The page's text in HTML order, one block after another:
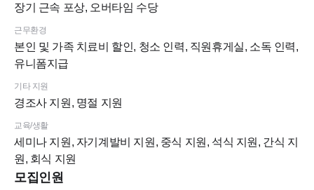
■ 서울으뜸치과는 이런 곳입니다
오래 일할 수 있는 치과의 조건은 결국 '함께하는 사람들'이라고
생각합니다.
장기 근속 포상, 오버타임 수당
근무환경
본인 및 가족 치료비 할인, 청소 인력, 직원휴게실, 소독 인력,
유니폼지급
기타 지원
경조사 지원, 명절 지원
교육/생활
세미나 지원, 자기계발비 지원, 중식 지원, 석식 지원, 간식 지
원, 회식 지원
모집인원